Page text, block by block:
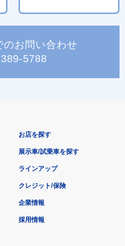
のお問い合わせ
5788
お店を探す
展示車/試乗車を探す
ラインアップ
クレジット/保険
企業情報
採用情報